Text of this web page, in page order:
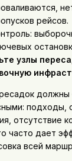
рейсов.
узлы
должны
подходы,
отсутствие
часто дает
всей